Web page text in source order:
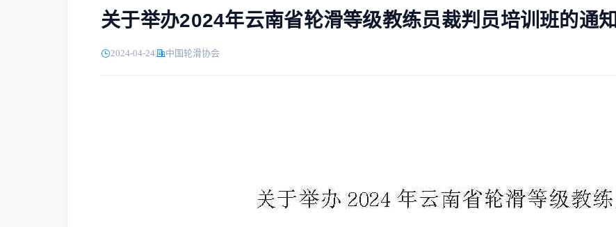
关于举办2024年云南省轮滑等级教练员裁判员培训班的通知
2024-04-24 中国轮滑协会